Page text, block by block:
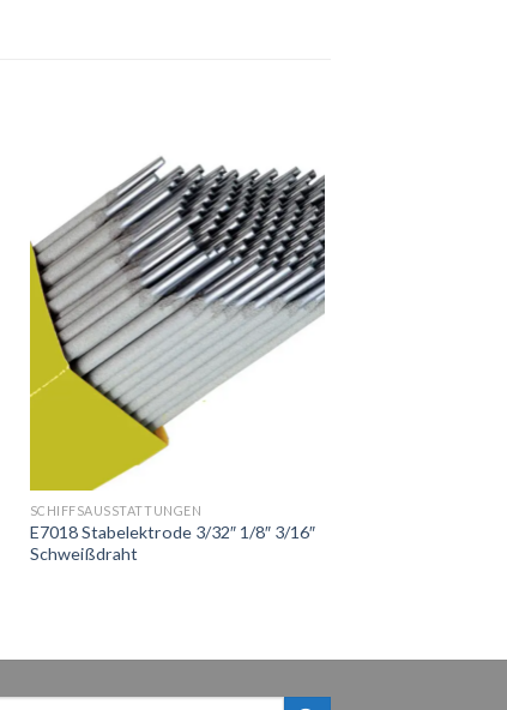
SCHIFFSAUSSTATTUNGEN
E7018 Stabelektrode 3/32″ 1/8″ 3/16″
Schweißdraht